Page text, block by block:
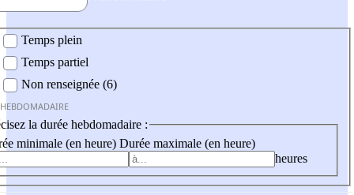
Temps plein
Temps partiel
Non renseignée (6)
la durée hebdomadaire :
minimale (en heure) Durée maximale (en heure)
heures